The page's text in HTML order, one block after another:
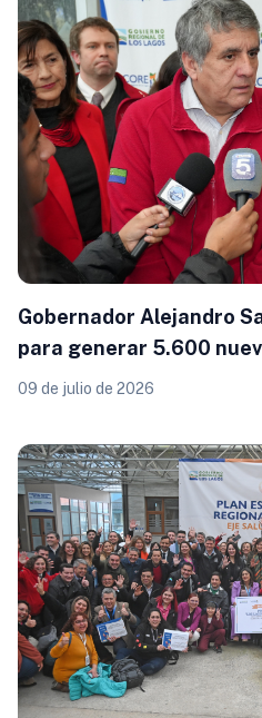
Gobernador Alejandro
para generar 5.600
Región de Los Lagos
09 de julio de 2026